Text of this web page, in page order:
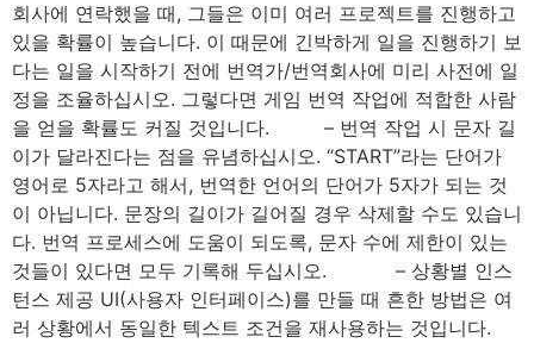
회사에 연락했을 때, 그들은 이미 여러 프로젝트를 진행하고
있을 확률이 높습니다. 이 때문에 긴박하게 일을 진행하기 보
다는 일을 시작하기 전에 번역가/번역회사에 미리 사전에 일
정을 조율하십시오. 그렇다면 게임 번역 작업에 적합한 사람
을 얻을 확률도 커질 것입니다. ⠀⠀⠀ – 번역 작업 시 문자 길
이가 달라진다는 점을 유념하십시오. “START”라는 단어가
영어로 5자라고 해서, 번역한 언어의 단어가 5자가 되는 것
이 아닙니다. 문장의 길이가 길어질 경우 삭제할 수도 있습니
다. 번역 프로세스에 도움이 되도록, 문자 수에 제한이 있는
것들이 있다면 모두 기록해 두십시오. ⠀⠀⠀⠀ – 상황별 인스
턴스 제공 UI(사용자 인터페이스)를 만들 때 흔한 방법은 여
러 상황에서 동일한 텍스트 조건을 재사용하는 것입니다.